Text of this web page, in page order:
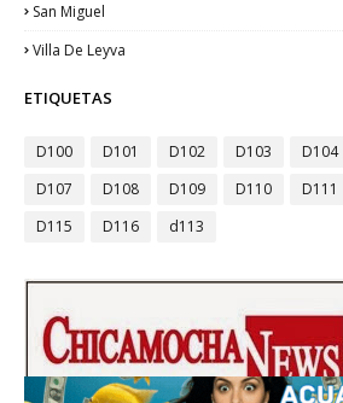
San Miguel
Villa De Leyva
ETIQUETAS
D100 D101 D102 D103 D104
D107
D108 D109 D110 D111
D115
D116 d113